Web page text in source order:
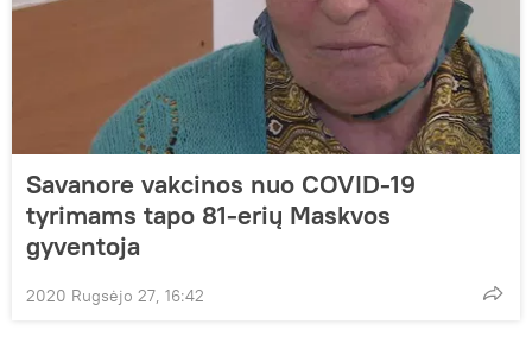
Savanore vakcinos nuo COVID-19
tyrimams tapo 81-erių Maskvos
gyventoja
2020 Rugsėjo 27, 16:42